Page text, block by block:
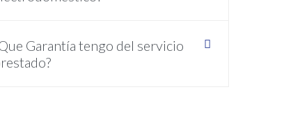
Garantía tengo del servicio